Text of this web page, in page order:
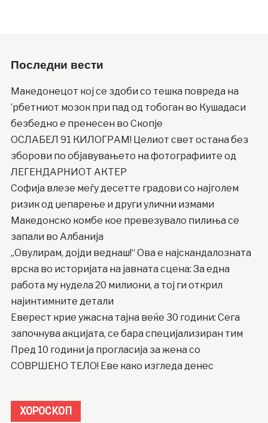
Последни вести
Македонецот кој се здоби со тешка повреда на
’рбетниот мозок при пад од тобоган во Кушадаси
безбедно е пренесен во Скопје
ОСЛАБЕЛ 91 КИЛОГРАМ! Целиот свет остана без
зборови по објавувањето на фотографиите од
ЛЕГЕНДАРНИОТ АКТЕР
Софија влезе меѓу десетте градови со најголем
ризик од џепарење и други улични измами
Македонско комбе кое превезувало пилиња се
запали во Албанија
„Овулирам, дојди веднаш!“ Ова е најскандалозната
врска во историјата на јавната сцена: За една
работа му нудела 20 милиони, а тој ги открил
најинтимните детали
Еверест крие ужасна тајна веќе 30 години: Сега
започнува акцијата, се бара специјализиран тим
Пред 10 години ја прогласија за жена со
СОВРШЕНО ТЕЛО! Еве како изгледа денес
ХОРОСКОП